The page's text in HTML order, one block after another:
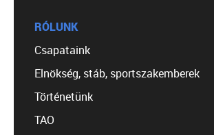
RÓLUNK
Csapataink
Elnökség, stáb, sportszakemberek
Történetünk
TAO